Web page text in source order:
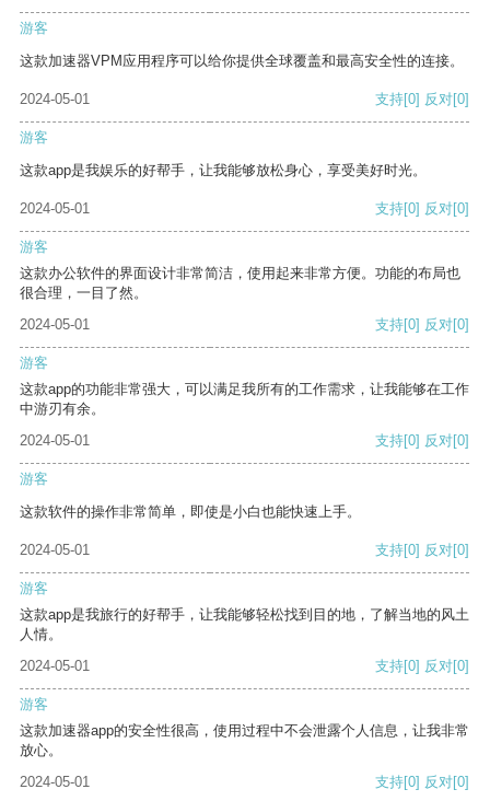
游客
这款加速器VPM应用程序可以给你提供全球覆盖和最高安全性的连接。
2024-05-01 支持[0] 反对[0]
游客
这款app是我娱乐的好帮手，让我能够放松身心，享受美好时光。
2024-05-01 支持[0] 反对[0]
游客
这款办公软件的界面设计非常简洁，使用起来非常方便。功能的布局也
很合理，一目了然。
2024-05-01
支持[0] 反对[0]
游客
这款app的功能非常强大，可以满足我所有的工作需求，让我能够在工作
中游刃有余。
2024-05-01
支持[0] 反对[0]
游客
这款软件的操作非常简单，即使是小白也能快速上手。
2024-05-01 支持[0] 反对[0]
游客
这款app是我旅行的好帮手，让我能够轻松找到目的地，了解当地的风土
人情。
2024-05-01
支持[0] 反对[0]
游客
这款加速器app的安全性很高，使用过程中不会泄露个人信息，让我非常
放心。
2024-05-01
支持[0] 反对[0]